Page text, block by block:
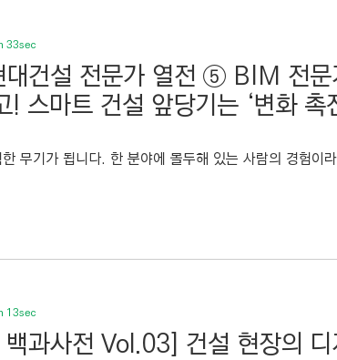
33sec
건설 전문가 열전 ⑤ BIM 전
! 스마트 건설 앞당기는 ‘변화 촉
무기가 됩니다. 한 분야에 몰두해 있는 사람의 경험이
13sec
과사전 Vol.03] 건설 현장의